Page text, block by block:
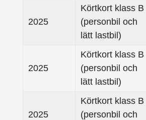
2025
Körtkort klass B
(personbil och
lätt lastbil)
2025
Körtkort klass B
(personbil och
lätt lastbil)
2025
Körtkort klass B
(personbil och